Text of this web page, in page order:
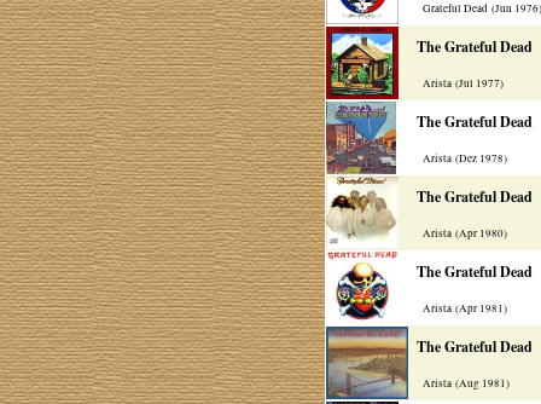
Grateful Dead (Jun
The Grateful Dead
Arista (Jul 1977)
The Grateful Dead
Arista (Dez 1978)
The Grateful Dead
Arista (Apr 1980)
The Grateful Dead
Arista (Apr 1981)
The Grateful Dead
Arista (Aug 1981)